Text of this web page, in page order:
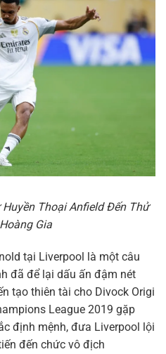
Huyền Thoại Anfield Đến Thử
Gia
tại Liverpool là một câu
đã để lại dấu ấn đậm nét
tạo thiên tài cho Divock Origi
League 2019 gặp
định mệnh, đưa Liverpool lội
đến chức vô địch